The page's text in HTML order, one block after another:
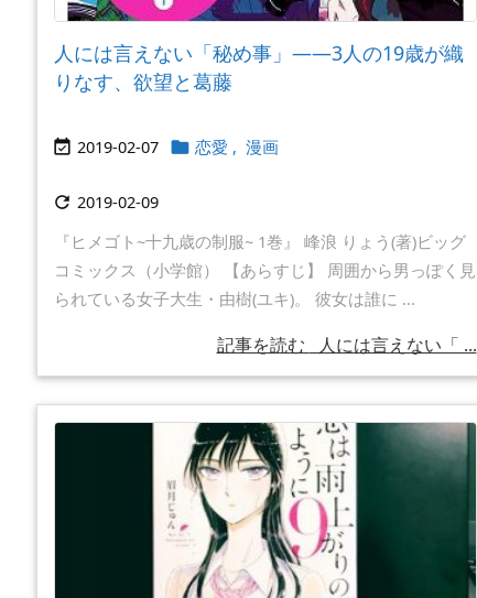
人には言えない「秘め事」――3人の19歳が織
りなす、欲望と葛藤
 2019-02-07  恋愛 , 漫画
 2019-02-09
『ヒメゴト~十九歳の制服~ 1巻』 峰浪 りょう(著)ビッグ
コミックス（小学館） 【あらすじ】 周囲から男っぽく見
られている女子大生・由樹(ユキ)。 彼女は誰に ...
記事を読む 人には言えない「 ...